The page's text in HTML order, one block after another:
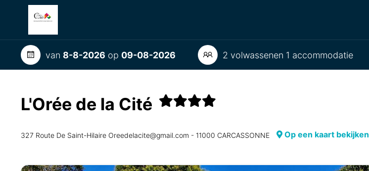
van 8-8-2026 op 09-08-2026 2 volwassenen 1 accommodatie
L'Orée de la Cité
327 Route De Saint-Hilaire Oreedelacite@gmail.com - 11000 CARCASSONNE Op een kaart bekijken